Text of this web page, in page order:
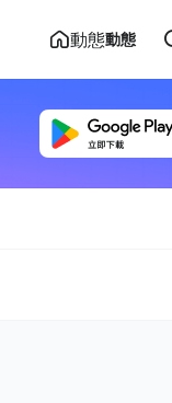
動態動態